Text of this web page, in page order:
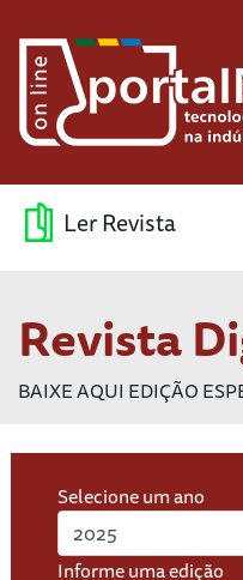
Ler Revista
Revista
BAIXE AQUI EDIÇÃO
Selecione um ano
Informe uma edição